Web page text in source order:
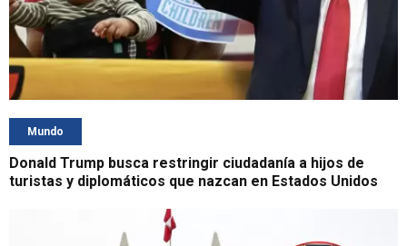
Mundo
Donald Trump busca restringir ciudadanía a hijos de
turistas y diplomáticos que nazcan en Estados Unidos